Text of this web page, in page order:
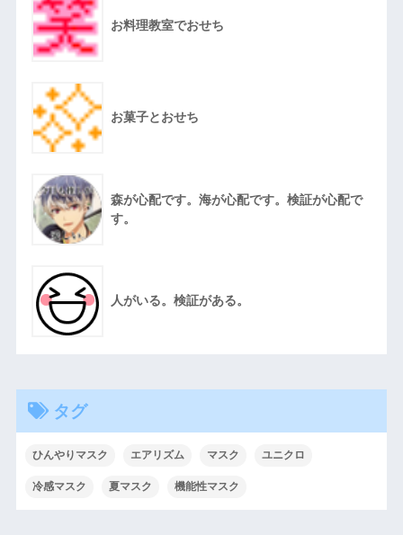
お料理教室でおせち
お菓子とおせち
森が心配です。海が心配です。検証が心配で
す。
人がいる。検証がある。
タグ
ひんやりマスク エアリズム マスク ユニクロ
冷感マスク 夏マスク 機能性マスク